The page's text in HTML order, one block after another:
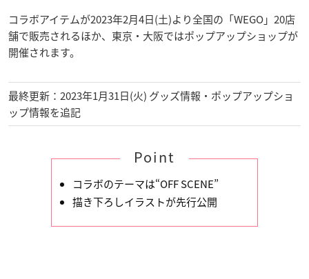
コラボアイテムが2023年2月4日(土)より全国の「WEGO」20店
舗で販売されるほか、東京・大阪ではポップアップショップが
開催されます。
最終更新：2023年1月31日(火) グッズ情報・ポップアップショ
ップ情報を追記
Point
コラボのテーマは“OFF SCENE”
描き下ろしイラストが先行公開